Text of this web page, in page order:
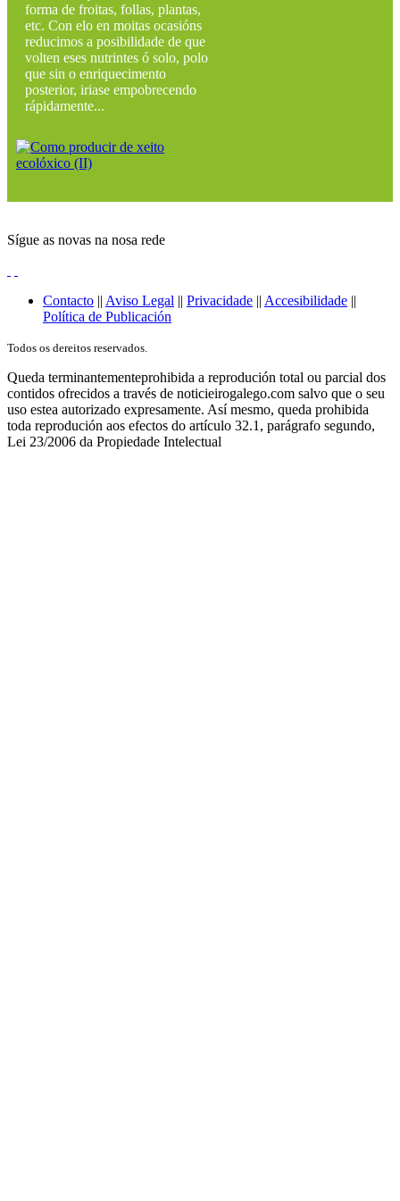
forma de froitas, follas, plantas,
etc. Con elo en moitas ocasións
reducimos a posibilidade de que
volten eses nutrintes ó solo, polo
que sin o enriquecimento
posterior, iriase empobrecendo
rápidamente...
Sígue as novas na nosa rede
Contacto || Aviso Legal || Privacidade || Accesibilidade ||
Política de Publicación
Todos os dereitos reservados.
Queda terminantementeprohibida a reprodución total ou parcial dos
contidos ofrecidos a través de noticieirogalego.com salvo que o seu
uso estea autorizado expresamente. Así mesmo, queda prohibida
toda reprodución aos efectos do artículo 32.1, parágrafo segundo,
Lei 23/2006 da Propiedade Intelectual